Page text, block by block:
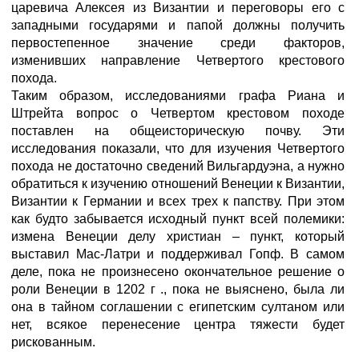
царевича Алексея из Византии и переговоры его с
западными государями и папой должны получить
первостепенное значение среди факторов,
изменивших направление Четвертого крестового
похода.
Таким образом, исследованиями графа Риана и
Штрейта вопрос о Четвертом крестовом походе
поставлен на общеисторическую почву. Эти
исследования показали, что для изучения Четвертого
похода не достаточно сведений Вильгардуэна, а нужно
обратиться к изучению отношений Венеции к Византии,
Византии к Германии и всех трех к папству. При этом
как будто забывается исходный пункт всей полемики:
измена Венеции делу христиан – пункт, который
выставил Мас-Латри и поддерживал Гопф. В самом
деле, пока не произнесено окончательное решение о
роли Венеции в 1202 г ., пока не выяснено, была ли
она в тайном соглашении с египетским султаном или
нет, всякое перенесение центра тяжести будет
рискованным.